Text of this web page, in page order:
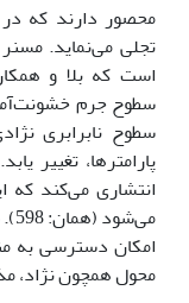
محصور دارند که
تجلی می‌نماید.
است که بلا و
سطوح جرم
سطوح نابرابری
پارامتر‌ها، تغییر
انتشاری می‌کند
امکان دسترسی به
محول همچون نژاد،